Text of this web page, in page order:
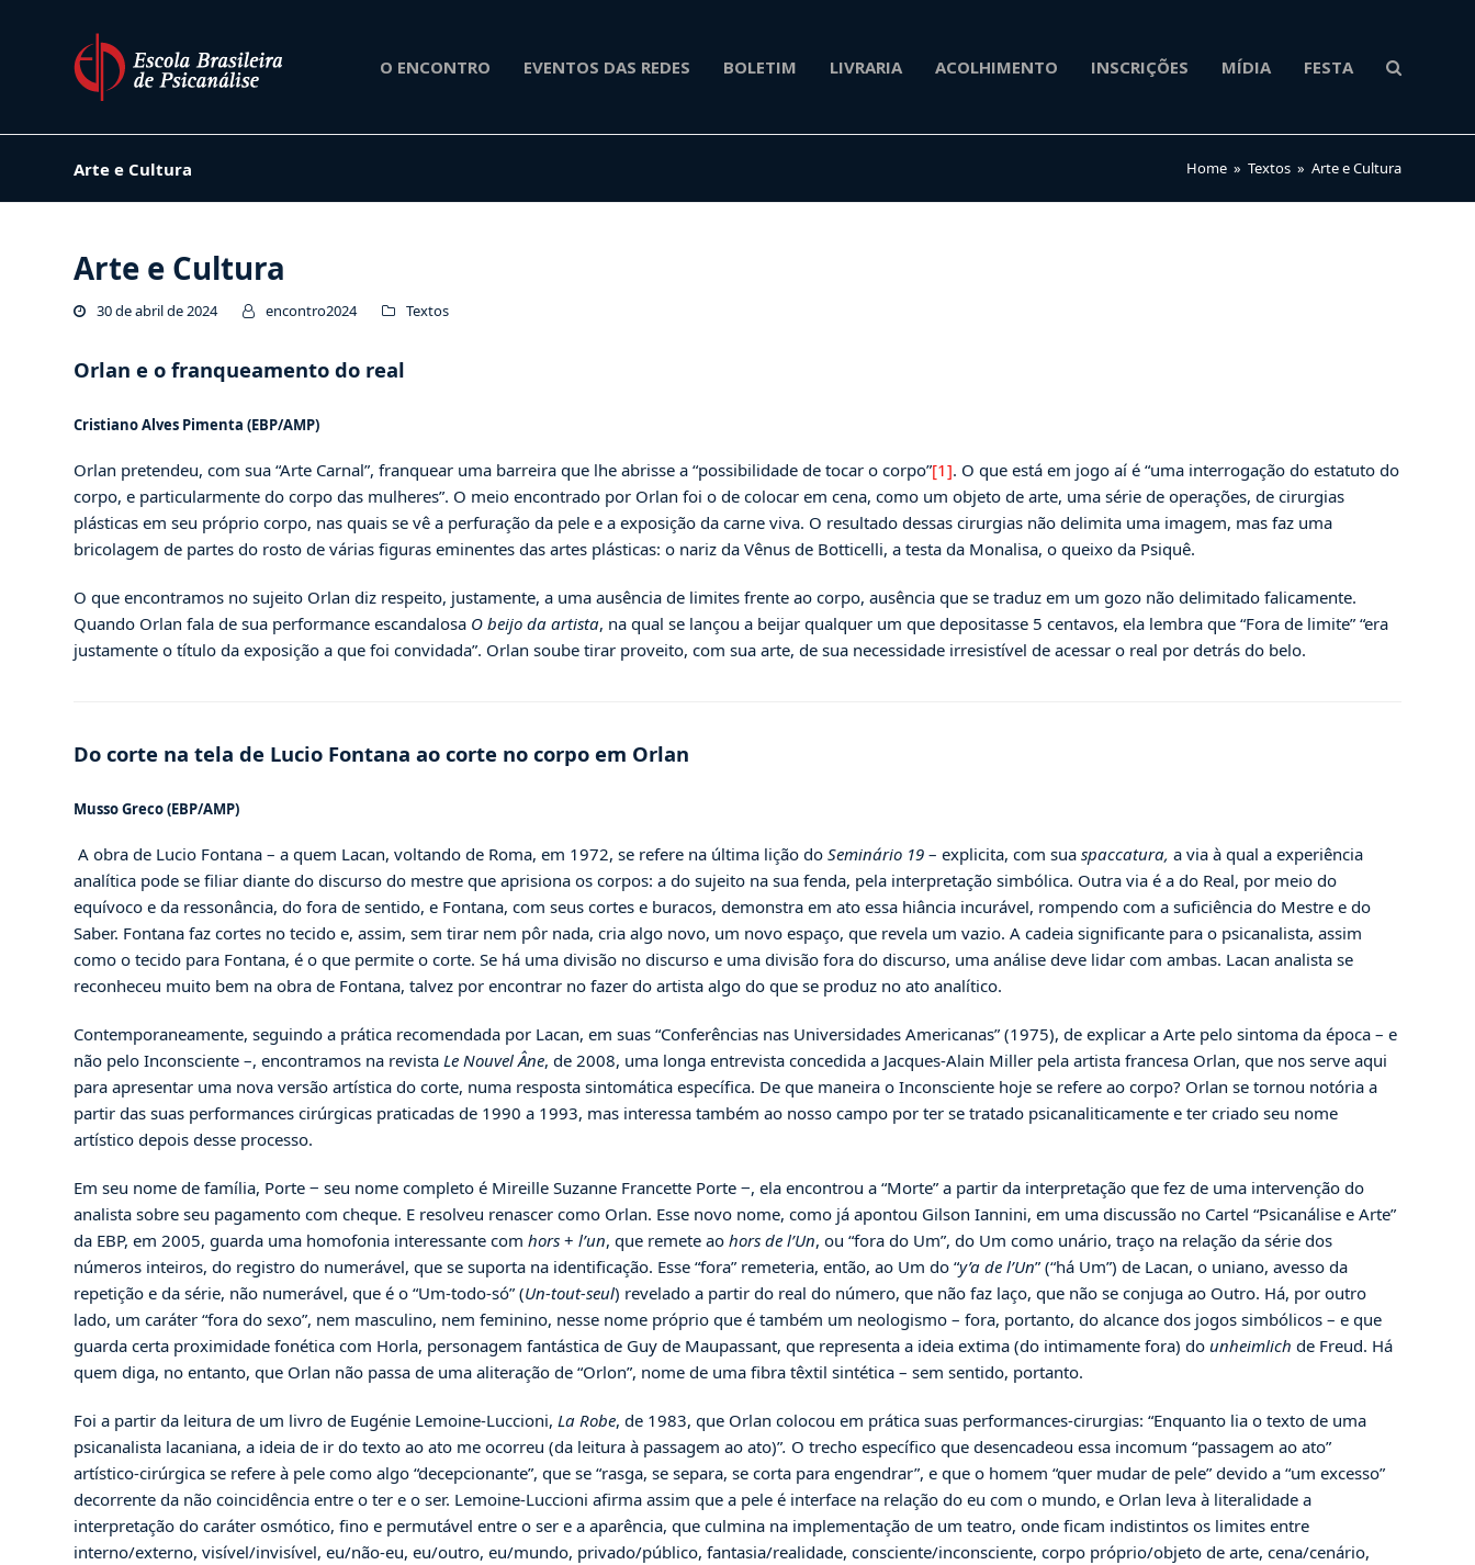
O ENCONTRO EVENTOS DAS REDES BOLETIM LIVRARIA ACOLHIMENTO INSCRIÇÕES MÍDIA FESTA
Arte e Cultura Home » Textos » Arte e Cultura
Arte e Cultura
30 de abril de 2024 encontro2024 Textos
Orlan e o franqueamento do real
Cristiano Alves Pimenta (EBP/AMP)
Orlan pretendeu, com sua “Arte Carnal”, franquear uma barreira que lhe abrisse a “possibilidade de tocar o corpo”[1]. O que está em jogo aí é “uma interrogação do estatuto do
corpo, e particularmente do corpo das mulheres”. O meio encontrado por Orlan foi o de colocar em cena, como um objeto de arte, uma série de operações, de cirurgias
plásticas em seu próprio corpo, nas quais se vê a perfuração da pele e a exposição da carne viva. O resultado dessas cirurgias não delimita uma imagem, mas faz uma
bricolagem de partes do rosto de várias figuras eminentes das artes plásticas: o nariz da Vênus de Botticelli, a testa da Monalisa, o queixo da Psiquê.
O que encontramos no sujeito Orlan diz respeito, justamente, a uma ausência de limites frente ao corpo, ausência que se traduz em um gozo não delimitado falicamente.
Quando Orlan fala de sua performance escandalosa O beijo da artista, na qual se lançou a beijar qualquer um que depositasse 5 centavos, ela lembra que “Fora de limite” “era
justamente o título da exposição a que foi convidada”. Orlan soube tirar proveito, com sua arte, de sua necessidade irresistível de acessar o real por detrás do belo.
Do corte na tela de Lucio Fontana ao corte no corpo em Orlan
Musso Greco (EBP/AMP)
A obra de Lucio Fontana – a quem Lacan, voltando de Roma, em 1972, se refere na última lição doSeminário 19 – explicita, com suaspaccatura, a via à qual a experiência
analítica pode se filiar diante do discurso do mestre que aprisiona os corpos: a do sujeito na sua fenda, pela interpretação simbólica. Outra via é a do Real, por meio do
equívoco e da ressonância, do fora de sentido, e Fontana, com seus cortes e buracos, demonstra em ato essa hiância incurável, rompendo com a suficiência do Mestre e do
Saber. Fontana faz cortes no tecido e, assim, sem tirar nem pôr nada, cria algo novo, um novo espaço, que revela um vazio. A cadeia significante para o psicanalista, assim
como o tecido para Fontana, é o que permite o corte. Se há uma divisão no discurso e uma divisão fora do discurso, uma análise deve lidar com ambas. Lacan analista se
reconheceu muito bem na obra de Fontana, talvez por encontrar no fazer do artista algo do que se produz no ato analítico.
Contemporaneamente, seguindo a prática recomendada por Lacan, em suas “Conferências nas Universidades Americanas” (1975), de explicar a Arte pelo sintoma da época – e
não pelo Inconsciente –, encontramos na revistaLe Nouvel Âne, de 2008, uma longa entrevista concedida a Jacques-Alain Miller pela artista francesa Orlan, que nos serve aqui
para apresentar uma nova versão artística do corte, numa resposta sintomática específica. De que maneira o Inconsciente hoje se refere ao corpo? Orlan se tornou notória a
partir das suas performances cirúrgicas praticadas de 1990 a 1993, mas interessa também ao nosso campo por ter se tratado psicanaliticamente e ter criado seu nome
artístico depois desse processo.
Em seu nome de família, Porte ‒ seu nome completo é Mireille Suzanne Francette Porte ‒, ela encontrou a “Morte” a partir da interpretação que fez de uma intervenção do
analista sobre seu pagamento com cheque. E resolveu renascer como Orlan. Esse novo nome, como já apontou Gilson Iannini, em uma discussão no Cartel “Psicanálise e Arte”
da EBP, em 2005, guarda uma homofonia interessante comhors +l’un, que remete aohors de l’Un, ou “fora do Um”, do Um como unário, traço na relação da série dos
números inteiros, do registro do numerável, que se suporta na identificação. Esse “fora” remeteria, então, ao Um do “y’a de l’Un” (“há Um”) de Lacan, o uniano, avesso da
repetição e da série, não numerável, que é o “Um-todo-só” (Un-tout-seul) revelado a partir do real do número, que não faz laço, que não se conjuga ao Outro. Há, por outro
lado, um caráter “fora do sexo”, nem masculino, nem feminino, nesse nome próprio que é também um neologismo – fora, portanto, do alcance dos jogos simbólicos – e que
guarda certa proximidade fonética com Horla, personagem fantástica de Guy de Maupassant, que representa a ideia extima (do intimamente fora) dounheimlich de Freud. Há
quem diga, no entanto, que Orlan não passa de uma aliteração de “Orlon”, nome de uma fibra têxtil sintética – sem sentido, portanto.
Foi a partir da leitura de um livro de Eugénie Lemoine-Luccioni,La Robe, de 1983, que Orlan colocou em prática suas performances-cirurgias: “Enquanto lia o texto de uma
psicanalista lacaniana, a ideia de ir do texto ao ato me ocorreu (da leitura à passagem ao ato)”. O trecho específico que desencadeou essa incomum “passagem ao ato”
artístico-cirúrgica se refere à pele como algo “decepcionante”, que se “rasga, se separa, se corta para engendrar”, e que o homem “quer mudar de pele” devido a “um excesso”
decorrente da não coincidência entre o ter e o ser. Lemoine-Luccioni afirma assim que a pele é interface na relação do eu com o mundo, e Orlan leva à literalidade a
interpretação do caráter osmótico, fino e permutável entre o ser e a aparência, que culmina na implementação de um teatro, onde ficam indistintos os limites entre
interno/externo, visível/invisível, eu/não-eu, eu/outro, eu/mundo, privado/público, fantasia/realidade, consciente/inconsciente, corpo próprio/objeto de arte, cena/cenário,